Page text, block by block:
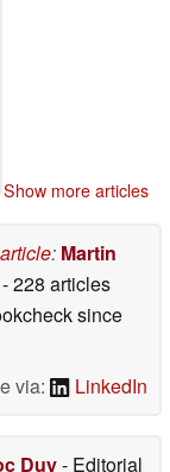
Show more articles
: Martin
- 228 articles
since
via:
LinkedIn
Duy- Editorial